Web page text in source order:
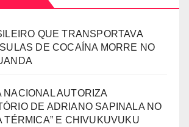
QUE TRANSPORTAVA
DE COCAÍNA MORRE NO
NACIONAL AUTORIZA
DE ADRIANO SAPINALA NO
TÉRMICA” E CHIVUKUVUKU